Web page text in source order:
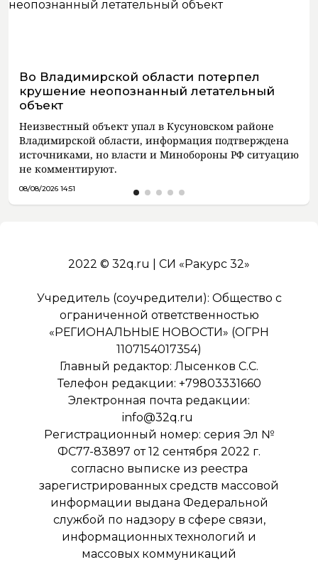
Во Владимирской области потерпел
крушение неопознанный летательный
объект
Неизвестный объект упал в Кусуновском районе
Владимирской области, информация подтверждена
источниками, но власти и Минобороны РФ ситуацию
не комментируют.
08/08/2026 14:51
2022 © 32q.ru | СИ «Ракурс 32»
Учредитель (соучредители): Общество с
ограниченной ответственностью
«РЕГИОНАЛЬНЫЕ НОВОСТИ» (ОГРН
1107154017354)
Главный редактор: Лысенков С.С.
Телефон редакции: +79803331660
Электронная почта редакции:
info@32q.ru
Регистрационный номер: серия Эл №
ФС77-83897 от 12 сентября 2022 г.
согласно выписке из реестра
зарегистрированных средств массовой
информации выдана Федеральной
службой по надзору в сфере связи,
информационных технологий и
массовых коммуникаций